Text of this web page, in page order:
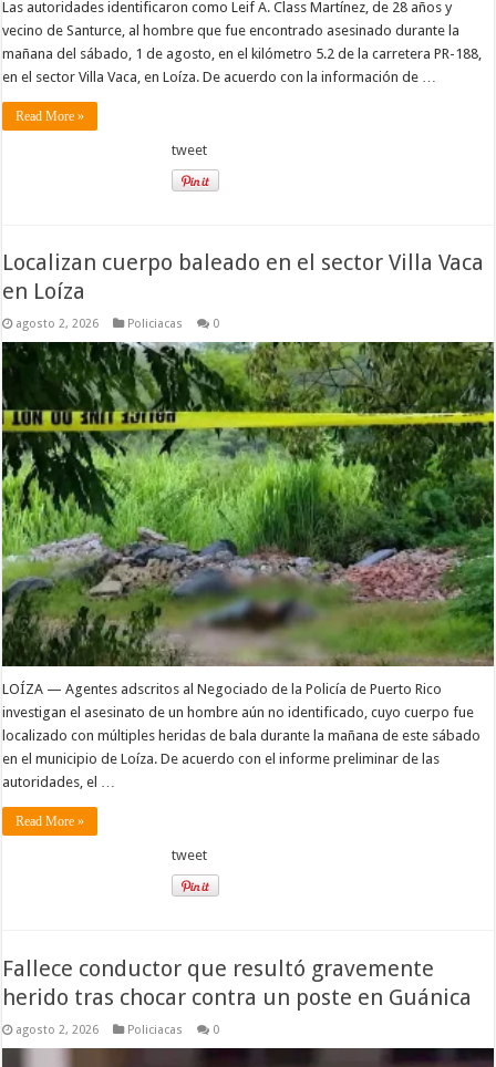
Las autoridades identificaron como Leif A. Class Martínez, de 28 años y
vecino de Santurce, al hombre que fue encontrado asesinado durante la
mañana del sábado, 1 de agosto, en el kilómetro 5.2 de la carretera PR-188,
en el sector Villa Vaca, en Loíza. De acuerdo con la información de …
Read More »
tweet
Localizan cuerpo baleado en el sector Villa Vaca
en Loíza
agosto 2, 2026 Policiacas 0
LOÍZA — Agentes adscritos al Negociado de la Policía de Puerto Rico
investigan el asesinato de un hombre aún no identificado, cuyo cuerpo fue
localizado con múltiples heridas de bala durante la mañana de este sábado
en el municipio de Loíza. De acuerdo con el informe preliminar de las
autoridades, el …
Read More »
tweet
Fallece conductor que resultó gravemente
herido tras chocar contra un poste en Guánica
agosto 2, 2026 Policiacas 0